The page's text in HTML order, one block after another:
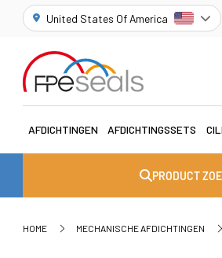
United States Of America
AFDICHTINGEN AFDICHTINGSSETS
PRODUCT
HOME MECHANISCHE AFDICHTINGEN